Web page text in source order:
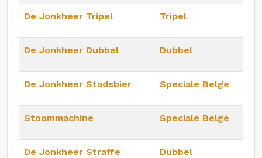
De Jonkheer Tripel Tripel
De Jonkheer Dubbel Dubbel
De Jonkheer Stadsbier Speciale Belge
Stoommachine Speciale Belge
De Jonkheer Straffe
Dubbel